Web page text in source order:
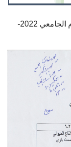
الجداول الدراسية الفصل الدراسي الثاني للعام الجامعي 2022-